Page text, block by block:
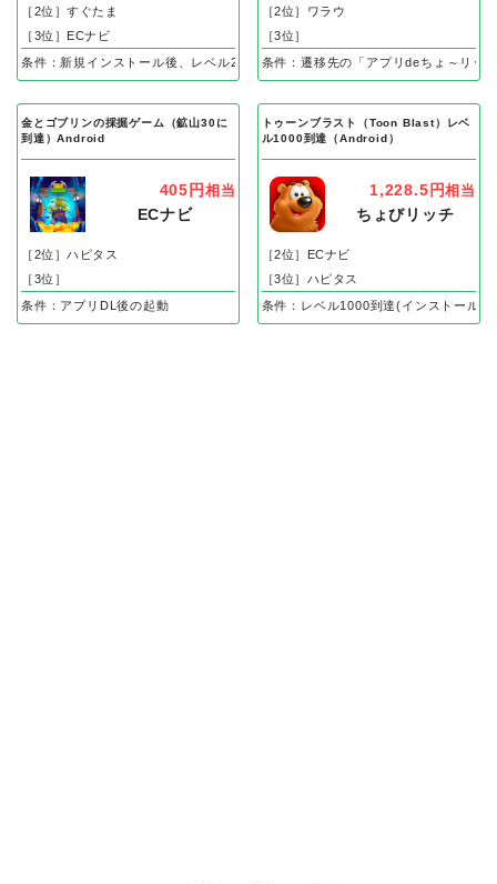
［2位］すぐたま
［3位］ECナビ
条件：新規インストール後、レベル25到達で成果
［2位］ワラウ
［3位］
条件：遷移先の「アプリdeちょ～リッ
金とゴブリンの採掘ゲーム（鉱山30に
到達）Android
405円 相当
ECナビ
［2位］ハピタス
［3位］
条件：アプリDL後の起動
トゥーンブラスト（Toon Blast）レベ
ル1000到達（Android）
1,228.5円相当
ちょびリッチ
［2位］ECナビ
［3位］ハピタス
条件：レベル1000到達(インストール後